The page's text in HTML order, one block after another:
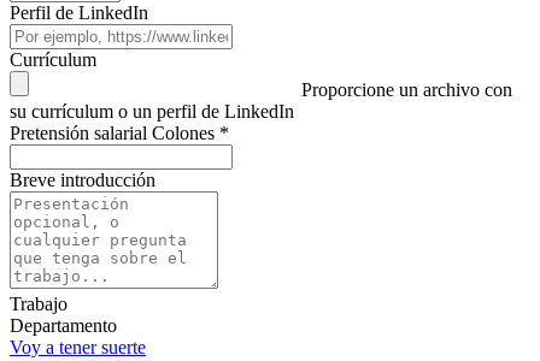
Perfil de LinkedIn
Currículum
Proporcione un archivo con
su currículum o un perfil de LinkedIn
Pretensión salarial Colones *
Breve introducción
Trabajo
Departamento
Voy a tener suerte